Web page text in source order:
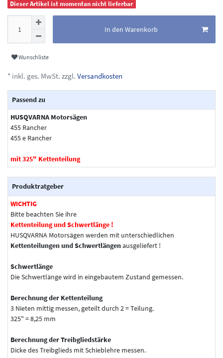
Dieser Artikel ist momentan nicht lieferbar
In den Warenkorb
Wunschliste
* inkl. ges. MwSt. zzgl. Versandkosten
Passend zu
HUSQVARNA Motorsägen
455 Rancher
455 e Rancher
mit 325" Kettenteilung
Produktratgeber
WICHTIG
Bitte beachten Sie ihre
Kettenteilung und Schwertlänge !
HUSQVARNA Motorsägen werden mit unterschiedlichen
Kettenteilungen und Schwertlängenausgeliefert !
Schwertlänge
Die Schwertlänge wird in eingebautem Zustand gemessen.
Berechnung der Kettenteilung
3 Nieten mittig messen, geteilt durch 2 = Teilung.
325" = 8,25 mm
Berechnung der Treibgliedstärke
Dicke des Treibglieds mit Schieblehre messen.